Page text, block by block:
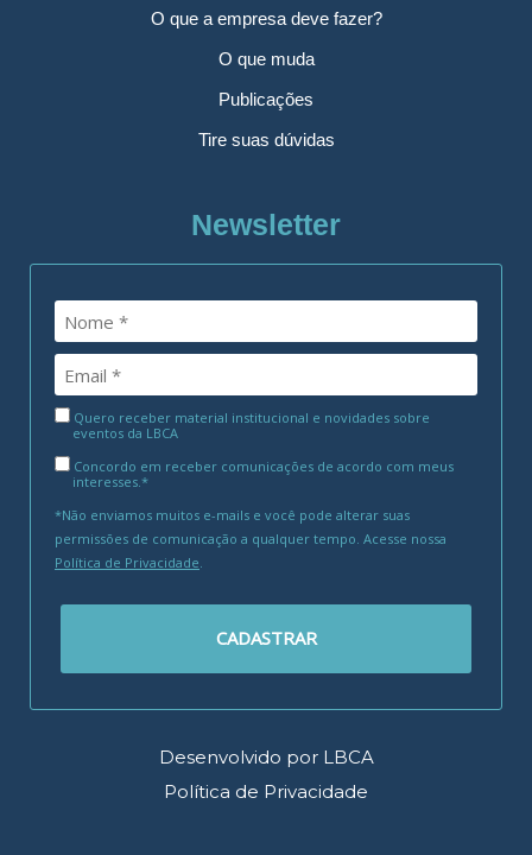
O que a empresa deve fazer?
O que muda
Publicações
Tire suas dúvidas
Newsletter
Quero receber material institucional e novidades sobre
eventos da LBCA
Concordo em receber comunicações de acordo com meus
interesses.*
*Não enviamos muitos e-mails e você pode alterar suas
permissões de comunicação a qualquer tempo. Acesse nossa
Política de Privacidade
CADASTRAR
Desenvolvido por LBCA
Política de Privacidade